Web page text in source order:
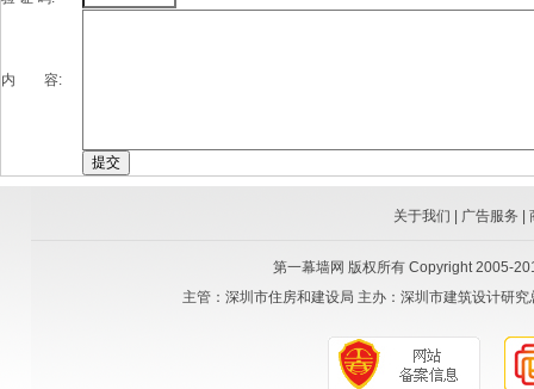
内 容:
关于我们 广告服务 |
第一幕墙网 版权所有 Copyright 2005-
主管：深圳市住房和建设局 主办：深圳市建筑设计研